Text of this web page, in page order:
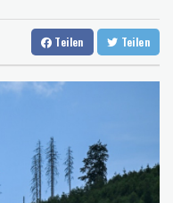
Wien
25 °C
Produzenten müssen 53
"uneingeschränkt" hinter
sich für eine Frau aus
von SpaceX-Rakete auf
Teilen Teilen